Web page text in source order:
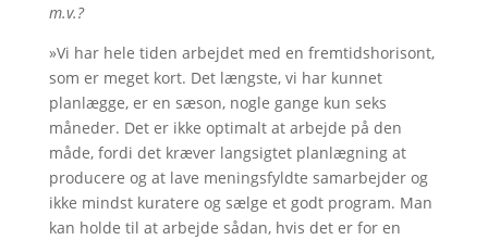
m.v.?
»Vi har hele tiden arbejdet med en fremtidshorisont,
som er meget kort. Det længste, vi har kunnet
planlægge, er en sæson, nogle gange kun seks
måneder. Det er ikke optimalt at arbejde på den
måde, fordi det kræver langsigtet planlægning at
producere og at lave meningsfyldte samarbejder og
ikke mindst kuratere og sælge et godt program. Man
kan holde til at arbejde sådan, hvis det er for en